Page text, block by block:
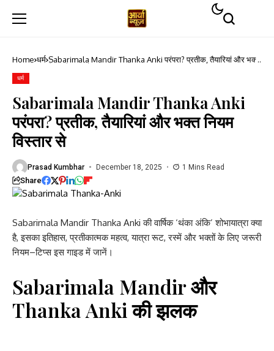
Home धर्म Sabarimala Mandir Thanka Anki परंपरा? प्रतीक, तैयारियां और भक्त
धर्म
Sabarimala Mandir Thanka Anki
परंपरा? प्रतीक, तैयारियां और भक्त नियम
विस्तार से
Prasad Kumbhar December 18, 2025 1 Mins Read
Share
Sabarimala Mandir Thanka Anki की वार्षिक ‘थंका अंकि’ शोभायात्रा क्या
है, इसका इतिहास, प्रतीकात्मक महत्व, यात्रा रूट, रस्में और भक्तों के लिए जरूरी
नियम–टिप्स इस गाइड में जानें।
Sabarimala Mandir और
Thanka Anki की झलक